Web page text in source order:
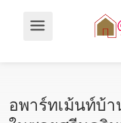
อพาร์ทเม้นท์บ้